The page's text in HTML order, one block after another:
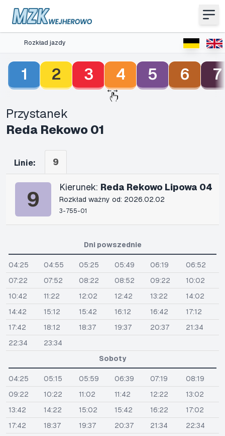
Rozkład jazdy
1 2 3 4 5 6 7
Przystanek
Reda Rekowo 01
Linie: 9
9 Kierunek: Reda Rekowo Lipowa 04
Rozkład ważny od: 2026.02.02
3-755-01
Dni powszednie
04:25 04:55 05:25 05:49 06:19
06:52
07:22
07:52 08:22 08:52 09:22
10:02
10:42
11:22 12:02 12:42 13:22
14:02
14:42
15:12 15:42 16:12 16:42
17:12
17:42
18:12 18:37 19:37 20:37
21:34
22:34
23:34
Soboty
04:25 05:15 05:59 06:39 07:19
08:19
09:22
10:22 11:02 11:42 12:22
13:02
13:42
14:22 15:02 15:42 16:22
17:02
17:42
18:37 19:37 20:37 21:34
22:34